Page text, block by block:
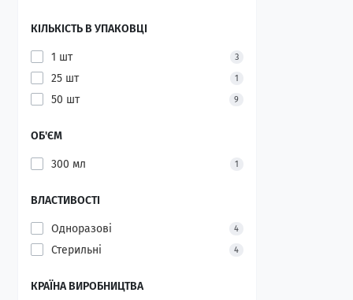
КІЛЬКІСТЬ В УПАКОВЦІ
1 шт 3
25 шт 1
50 шт 9
ОБ'ЄМ
300 мл 1
ВЛАСТИВОСТІ
Одноразові 4
Стерильні 4
КРАЇНА ВИРОБНИЦТВА